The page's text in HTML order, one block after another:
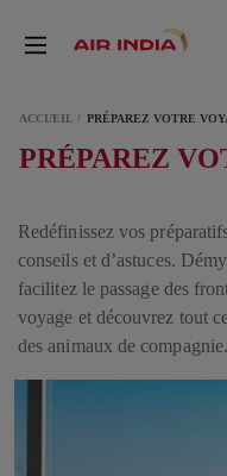
ACCUEIL PRÉPAREZ VOTRE
PRÉPAREZ
Redéfinissez vos
conseils et d’astuces.
facilitez le passage des
voyage et découvrez tout
des animaux de